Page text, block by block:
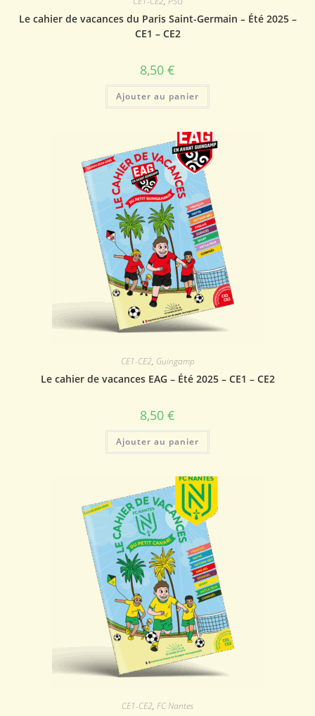
Le cahier de vacances du Paris Saint-Germain – Été 2025 –
CE1 – CE2
8,50 €
Ajouter au panier
CE1-CE2, Guingamp
Le cahier de vacances EAG – Été 2025 – CE1 – CE2
8,50 €
Ajouter au panier
CE1-CE2, FC Nantes